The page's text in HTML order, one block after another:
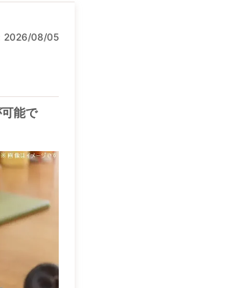
2026/08/05
能で